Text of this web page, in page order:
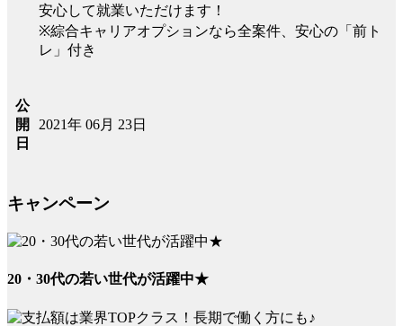
安心して就業いただけます！
※綜合キャリアオプションなら全案件、安心の「前ト
レ」付き
公
開
日
2021年 06月 23日
キャンペーン
20・30代の若い世代が活躍中★